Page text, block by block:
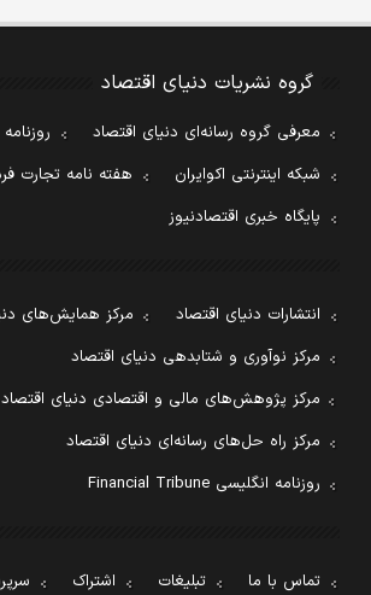
گروه نشریات دنیای اقتصاد
معرفی گروه رسانه‌ای دنیای اقتصاد
شبکه اینترنتی اکوایران
هفته نامه تجارت
پایگاه خبری اقتصادنیوز
انتشارات دنیای اقتصاد
مرکز همایش‌های
مرکز نوآوری و شتابدهی دنیای اقتصاد
مرکز پژوهش‌های مالی و اقتصادی دنیای اقتصاد
مرکز راه حل‌های رسانه‌ای دنیای اقتصاد
روزنامه انگلیسی Financial Tribune
تماس با ما تبلیغات اشتراک